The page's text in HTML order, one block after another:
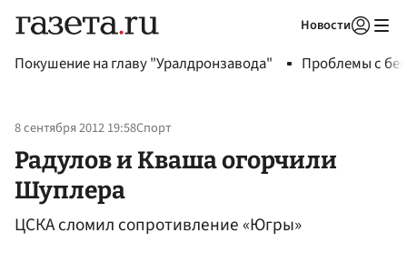
Новости
Покушение на главу "Уралдронзавода" Проблемы с
8 сентября 2012 19:58Спорт
Радулов и Кваша огорчили
Шуплера
ЦСКА сломил сопротивление «Югры»